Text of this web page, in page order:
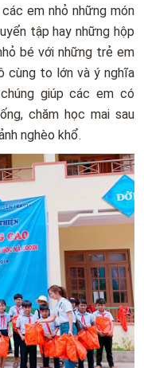
em nhỏ những món
tập hay những hộp
bé với những trẻ em
cùng to lớn và ý nghĩa
giúp các em có
chăm học mai sau
nghèo khổ.